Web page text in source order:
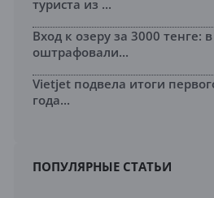
туриста из ...
Вход к озеру за 3000 тенге:
оштрафовали...
Vietjet подвела итоги
года...
ПОПУЛЯРНЫЕ СТАТЬИ